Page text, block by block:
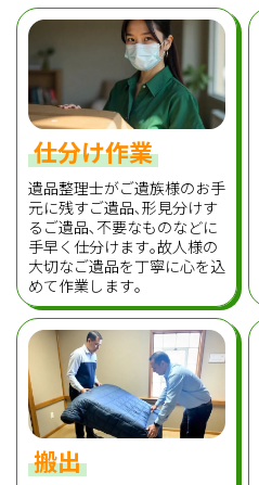
仕分け作業
遺品整理士がご遺族様のお手
元に残すご遺品､形見分けす
るご遺品､不要なものなどに
手早く仕分けます｡故人様の
大切なご遺品を丁寧に心を込
めて作業します｡
搬出